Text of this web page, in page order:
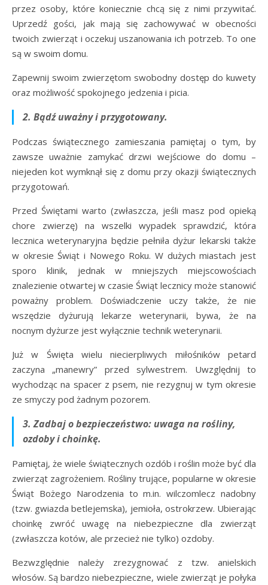
przez osoby, które koniecznie chcą się z nimi przywitać.
Uprzedź gości, jak mają się zachowywać w obecności
twoich zwierząt i oczekuj uszanowania ich potrzeb. To one
są w swoim domu.
Zapewnij swoim zwierzętom swobodny dostęp do kuwety
oraz możliwość spokojnego jedzenia i picia.
2. Bądź uważny i przygotowany.
Podczas świątecznego zamieszania pamiętaj o tym, by
zawsze uważnie zamykać drzwi wejściowe do domu –
niejeden kot wymknął się z domu przy okazji świątecznych
przygotowań.
Przed Świętami warto (zwłaszcza, jeśli masz pod opieką
chore zwierzę) na wszelki wypadek sprawdzić, która
lecznica weterynaryjna będzie pełniła dyżur lekarski także
w okresie Świąt i Nowego Roku. W dużych miastach jest
sporo klinik, jednak w mniejszych miejscowościach
znalezienie otwartej w czasie Świąt lecznicy może stanowić
poważny problem. Doświadczenie uczy także, że nie
wszędzie dyżurują lekarze weterynarii, bywa, że na
nocnym dyżurze jest wyłącznie technik weterynarii.
Już w Święta wielu niecierpliwych miłośników petard
zaczyna „manewry” przed sylwestrem. Uwzględnij to
wychodząc na spacer z psem, nie rezygnuj w tym okresie
ze smyczy pod żadnym pozorem.
3. Zadbaj o bezpieczeństwo: uwaga na rośliny,
ozdoby i choinkę.
Pamiętaj, że wiele świątecznych ozdób i roślin może być dla
zwierząt zagrożeniem. Rośliny trujące, popularne w okresie
Świąt Bożego Narodzenia to m.in. wilczomlecz nadobny
(tzw. gwiazda betlejemska), jemioła, ostrokrzew. Ubierając
choinkę zwróć uwagę na niebezpieczne dla zwierząt
(zwłaszcza kotów, ale przecież nie tylko) ozdoby.
Bezwzględnie należy zrezygnować z tzw. anielskich
włosów. Są bardzo niebezpieczne, wiele zwierząt je połyka